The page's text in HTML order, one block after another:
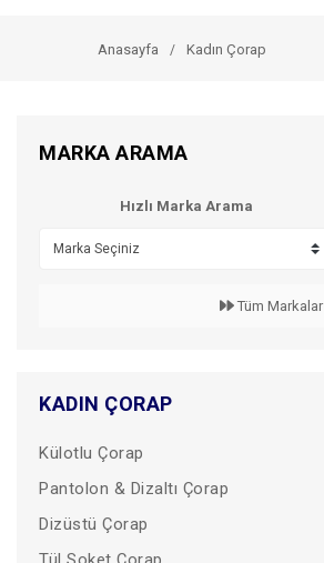
Anasayfa Kadın Çorap
MARKA ARAMA
Hızlı Marka Arama
Tüm Markalar
KADIN ÇORAP
Külotlu Çorap
Pantolon & Dizaltı Çorap
Dizüstü Çorap